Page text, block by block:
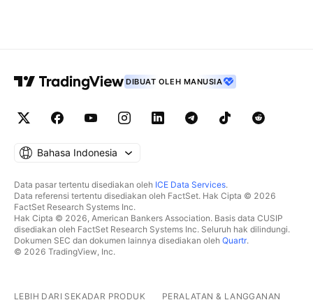
DIBUAT OLEH MANUSIA
Bahasa Indonesia
Data pasar tertentu disediakan oleh ICE Data Services.
Data referensi tertentu disediakan oleh FactSet. Hak Cipta © 2026
FactSet Research Systems Inc.
Hak Cipta © 2026, American Bankers Association. Basis data CUSIP
disediakan oleh FactSet Research Systems Inc. Seluruh hak dilindungi.
Dokumen SEC dan dokumen lainnya disediakan oleh Quartr.
© 2026 TradingView, Inc.
LEBIH DARI SEKADAR PRODUK PERALATAN & LANGGANAN